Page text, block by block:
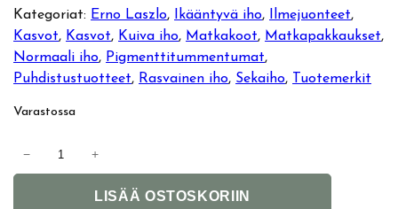
k
u
r
k
y
e
Kategoriat: Erno Laszlo, Ikääntyvä iho, Ilmejuonteet
Kasvot, Kasvot, Kuiva iho, Matkakoot, Matkapakkaukset
Normaali iho, Pigmenttitummentumat
Puhdistustuotteet, Rasvainen iho, Sekaiho, Tuotemerkit
Varastossa
− +
LISÄÄ OSTOSKORIIN